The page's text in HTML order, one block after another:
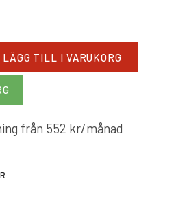
LÄGG TILL I VARUKORG
från 552 kr/månad